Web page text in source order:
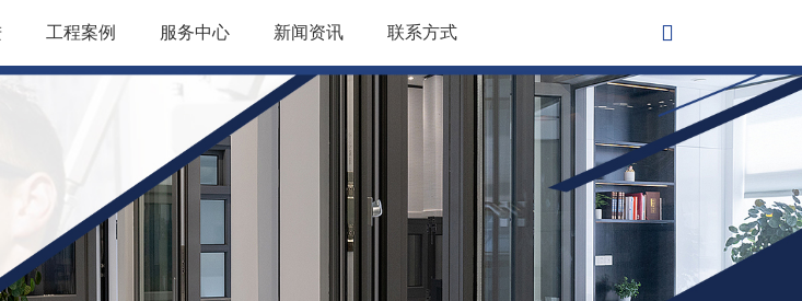
工程案例 服务中心 新闻资讯 联系方式